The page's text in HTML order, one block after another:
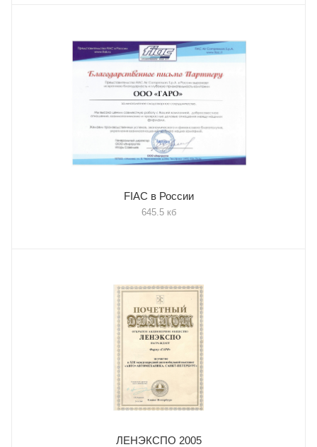
FIAC в России
645.5 кб
ЛЕНЭКСПО 2005